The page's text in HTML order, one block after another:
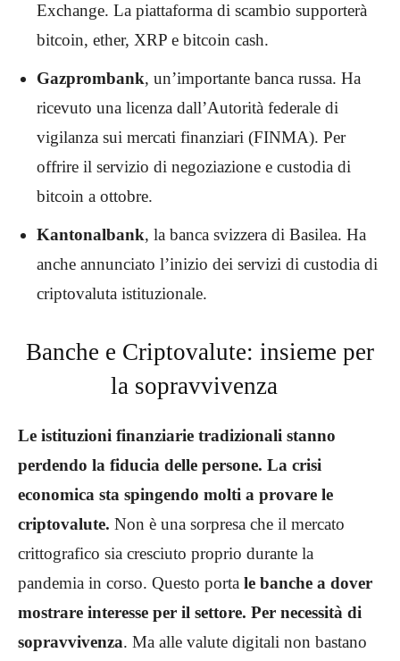
Exchange. La piattaforma di scambio supporterà
bitcoin, ether, XRP e bitcoin cash.
Gazprombank, un’importante banca russa. Ha
ricevuto una licenza dall’Autorità federale di
vigilanza sui mercati finanziari (FINMA). Per
offrire il servizio di negoziazione e custodia di
bitcoin a ottobre.
Kantonalbank, la banca svizzera di Basilea. Ha
anche annunciato l’inizio dei servizi di custodia di
criptovaluta istituzionale.
Banche e Criptovalute: insieme per
la sopravvivenza
Le istituzioni finanziarie tradizionali stanno
perdendo la fiducia delle persone. La crisi
economica sta spingendo molti a provare le
criptovalute. Non è una sorpresa che il mercato
crittografico sia cresciuto proprio durante la
pandemia in corso. Questo porta le banche a dover
mostrare interesse per il settore. Per necessità di
sopravvivenza. Ma alle valute digitali non bastano